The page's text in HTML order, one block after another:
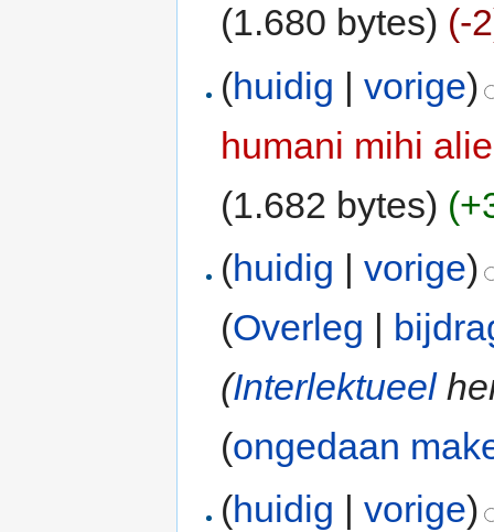
(1.680 bytes) (-
(huidig |vorige)
humani mihi
(1.682 bytes)
(huidig |vorige)
(Overleg |
(Interlektueel
(ongedaan
(huidig |vorige)